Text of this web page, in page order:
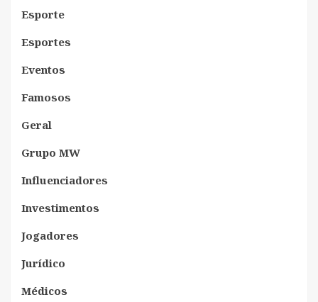
Esporte
Esportes
Eventos
Famosos
Geral
Grupo MW
Influenciadores
Investimentos
Jogadores
Jurídico
Médicos